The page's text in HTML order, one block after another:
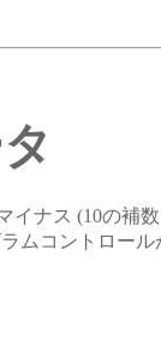
ナス (10の補数
ムコントロー